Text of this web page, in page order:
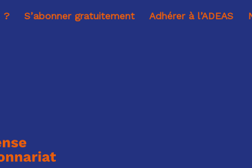
? S’abonner gratuitement Adhérer à l’ADEAS